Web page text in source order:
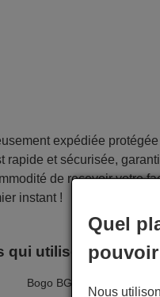
expédiée
rapide et sécurisée,
de recevoir votre
instant !
qui utilisent cette
Bogo BG0019THU
Quel
Nous